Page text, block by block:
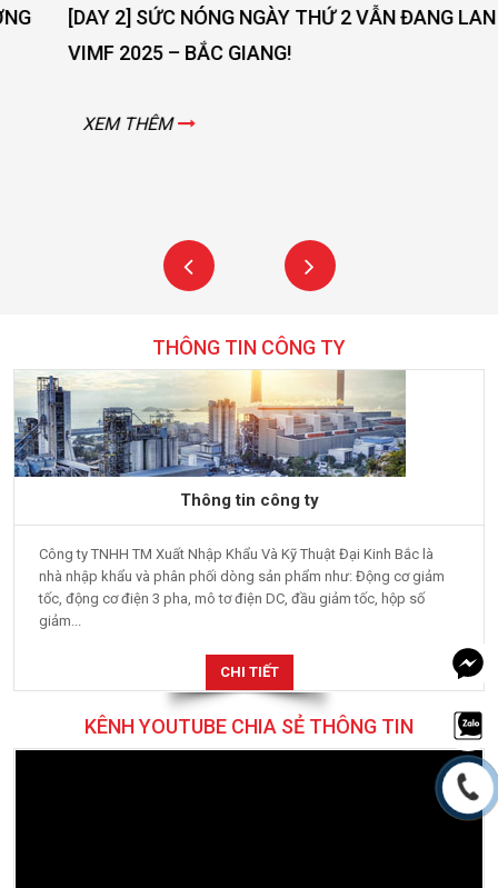
[DAY 2] SỨC NÓNG NGÀY THỨ 2 VẪN ĐANG LAN TOẢ -
THÔNG TIN CÔNG TY
Thông tin công ty
Công ty TNHH TM Xuất Nhập Khẩu Và Kỹ Thuật Đại Kinh Bắc là
nhà nhập khẩu và phân phối dòng sản phẩm như: Động cơ giảm
tốc, động cơ điện 3 pha, mô tơ điện DC, đầu giảm tốc, hộp số
CHI TIẾT
KÊNH YOUTUBE CHIA SẺ THÔNG TIN